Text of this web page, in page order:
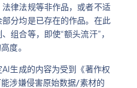
律法规等非作品，或者不适
分均是已存在的作品。在此
组合等，即使“额头流汗”，
度。
生成的内容为受到《著作权
涉嫌侵害原始数据/素材的